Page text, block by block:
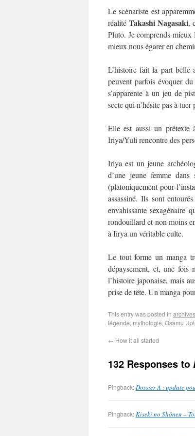
Le scénariste est
réalité Takashi Nagasaki,
Pluto. Je comprends mieux
mieux nous égarer en
L’histoire fait la part belle
peuvent parfois évoquer
s’apparente à un jeu de
secte qui n’hésite pas à
Elle est aussi un prétexte
Iriya/Yuli rencontre des
Iriya est un jeune
d’une jeune femme
(platoniquement pour
assassiné. Ils sont
envahissante sexagénaire
rondouillard et non moins
à Iirya un véritable culte.
Le tout forme un manga
dépaysement, et, une fois
l’histoire japonaise, mais
prise de tête. Un manga
This entry was posted in archives
légende, mythologie, Osamu
← How it all started
132 Responses to
Pingback:Dossier A : update
Pingback:Kiseki no Shônen –